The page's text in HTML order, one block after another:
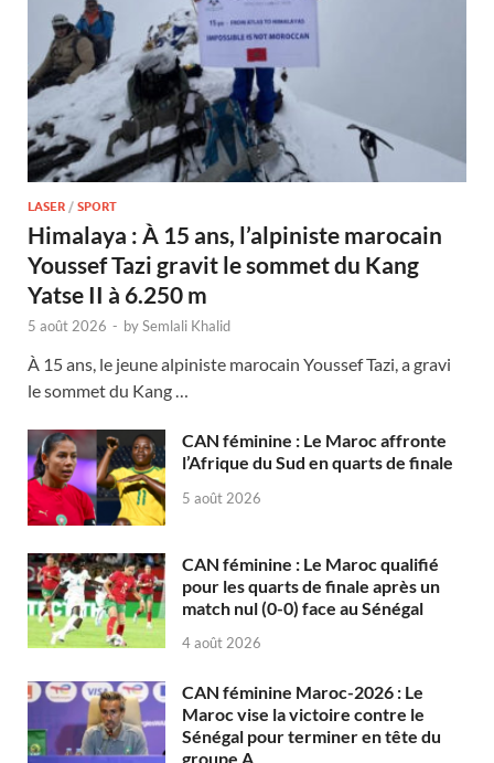
LASER / SPORT
Himalaya : À 15 ans, l’alpiniste marocain
Youssef Tazi gravit le sommet du Kang
Yatse II à 6.250 m
5 août 2026 - bySemlali Khalid
À 15 ans, le jeune alpiniste marocain Youssef Tazi, a gravi
le sommet du Kang …
CAN féminine : Le Maroc affronte
l’Afrique du Sud en quarts de finale
5 août 2026
CAN féminine : Le Maroc qualifié
pour les quarts de finale après un
match nul (0-0) face au Sénégal
4 août 2026
CAN féminine Maroc-2026 : Le
Maroc vise la victoire contre le
Sénégal pour terminer en tête du
groupe A